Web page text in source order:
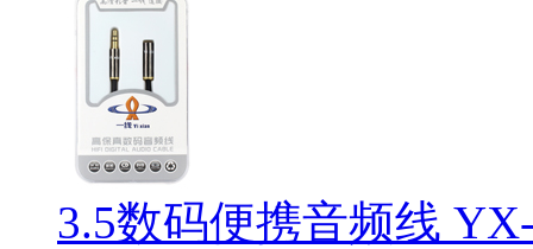
3.5数码便携音频线